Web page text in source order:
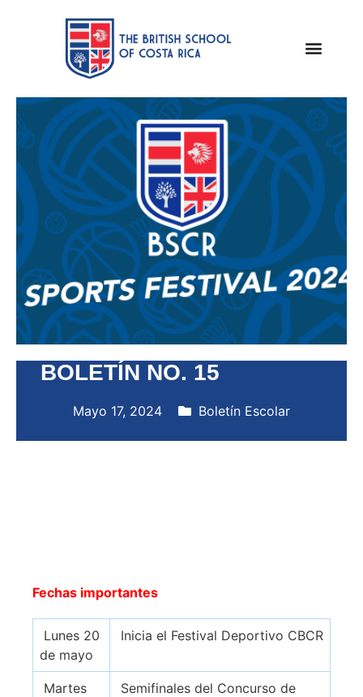
BOLETÍN NO. 15
Mayo 17, 2024 Boletín Escolar
Fechas importantes
Lunes 20
de mayo
Inicia el Festival Deportivo CBCR
Martes
Semifinales del Concurso de